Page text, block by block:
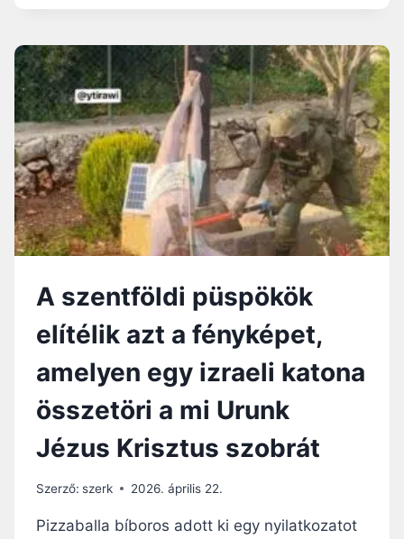
U
S
A
L
Ö
S
S
Z
E
F
Ü
G
S
E
O
O
T
Z
É
K
E
L
R
O
N
G
Á
L
T
K
E
A
E
J
G
R
A szentföldi püspökök
elítélik azt a fényképet,
amelyen egy izraeli katona
összetöri a mi Urunk
Jézus Krisztus szobrát
Szerző: szerk 2026. április 22.
Pizzaballa bíboros adott ki egy nyilatkozatot